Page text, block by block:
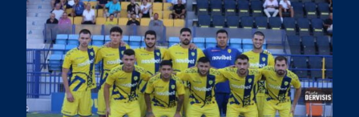
τον
αγώνα
με
τη
Λαμία